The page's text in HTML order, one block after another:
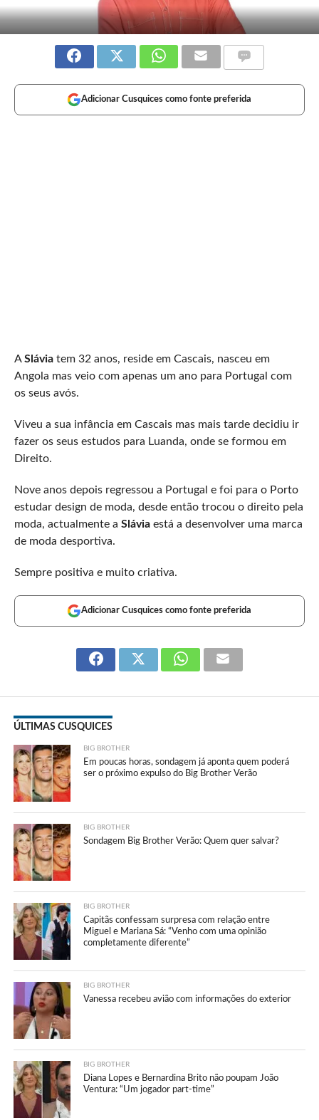
Adicionar Cusquices como fonte preferida
ASláviatem 32 anos, reside em Cascais, nasceu em
Angola mas veio com apenas um ano para Portugal com
os seus avós.
Viveu a sua infância em Cascais mas mais tarde decidiu ir
fazer os seus estudos para Luanda, onde se formou em
Direito.
Nove anos depois regressou a Portugal e foi para o Porto
estudar design de moda, desde então trocou o direito pela
moda, actualmente a Sláviaestá a desenvolver uma marca
de moda desportiva.
Sempre positiva e muito criativa.
Adicionar Cusquices como fonte preferida
ÚLTIMAS CUSQUICES
BIG BROTHER
Em poucas horas, sondagem já aponta quem poderá
ser o próximo expulso do Big Brother Verão
BIG BROTHER
Sondagem Big Brother Verão: Quem quer salvar?
BIG BROTHER
Capitãs confessam surpresa com relação entre
Miguel e Mariana Sá: “Venho com uma opinião
completamente diferente”
BIG BROTHER
Vanessa recebeu avião com informações do exterior
BIG BROTHER
Diana Lopes e Bernardina Brito não poupam João
Ventura: “Um jogador part-time”